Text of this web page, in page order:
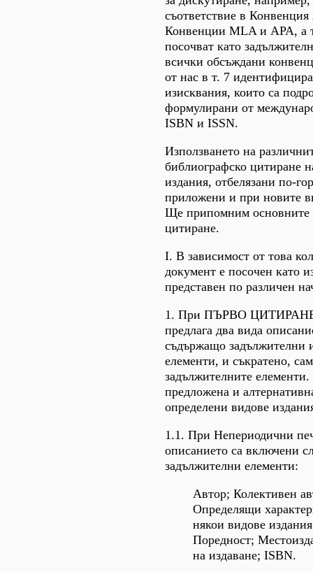
съответствие в
Конвенции MLA и АРА, а
посочват като
всички обсъждани
от нас в т. 7
изисквания, които са
формулирани от
ISBN и ISSN.
Използването на
библиографско цитиране
издания, отбелязани по-
приложени и при новите
Ще припомним
цитиране.
I. В зависимост от това
документ е посочен като
представен по различен
1. При ПЪРВО ЦИТИРАНЕ
предлага два вида
съдържащо задължителни
елементи, и съкратено,
задължителните елементи.
предложена и
определени видове
1.1. При Непериодични
описанието са включени
задължителни елементи:
Автор; Колективен
Определящи
някои видове
Поредност;
на издаване; ISBN.